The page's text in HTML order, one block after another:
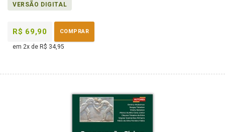
VERSÃO DIGITAL
R$ 69,90 COMPRAR
em 2x de R$ 34,95